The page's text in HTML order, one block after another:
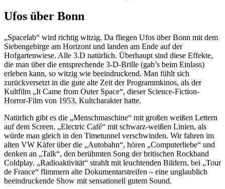
Ufos über Bonn
„Spacelab“ wird richtig witzig. Da fliegen Ufos über Bonn mit dem
Siebengebirge am Horizont und landen am Ende auf der
Hofgartenwiese. Alle 3.D natürlich. Überhaupt sind diese Effekte,
die man über die entsprechende 3-D-Brille (gab’s beim Einlass)
erleben kann, so witzig wie beeindruckend. Man fühlt sich
zurückversetzt in die gute alte Zeit der Programmkinos, als der
Kultfilm „It Came from Outer Space“, dieser Science-Fiction-
Horror-Film von 1953, Kultcharakter hatte.
Natürlich gibt es die „Menschmaschine“ mit großen weißen Lettern
auf dem Screen. „Electric Café“ mit schwarz-weißen Linien, als
würde man gleich in den Timetunnel verschwinden. Wir fahren im
alten VW Käfer über die „Autobahn“, hören „Computerliebe“ und
denken an „Talk“, den berühmten Song der britischen Rockband
Coldplay. „Radioaktivität“ strahlt mit leuchtenden Bildern, bei „Tour
de France“ flimmern alte Dokumentarstreifen – eine unglaublich
beeindruckende Show mit sensationell gutem Sound.